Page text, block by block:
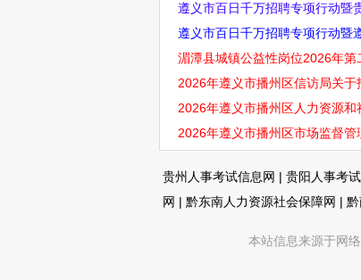
遵义市百日千万招聘专项行动暨
遵义市百日千万招聘专项行动暨
湄潭县城镇公益性岗位2026年第
2026年遵义市播州区信访局关于
2026年遵义市播州区人力资源和
2026年遵义市播州区市场监督管
贵州人事考试信息网 | 贵阳人事考
网 | 黔东南人力资源社会保障网 |
本站信息来源于网